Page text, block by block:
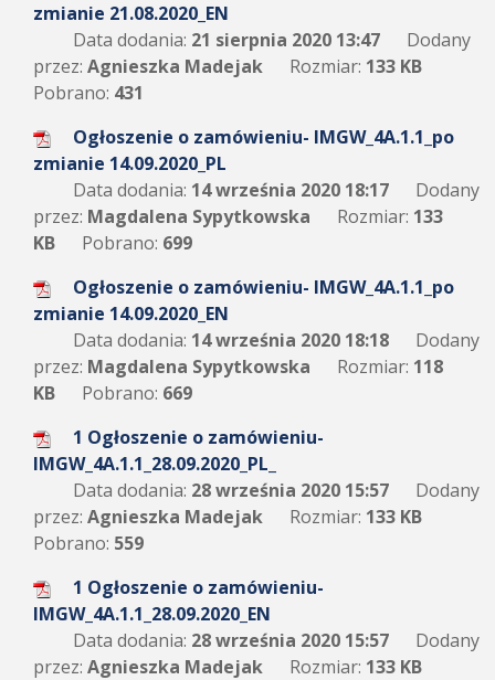
zmianie 21.08.2020_EN
Data dodania: 21 sierpnia 2020 13:47
Dodany
przez: Agnieszka Madejak Rozmiar: 133 KB
Pobrano: 431
Ogłoszenie o zamówieniu- IMGW_4A.1.1_po
zmianie 14.09.2020_PL
Data dodania: 14 września 2020 18:17
Dodany
przez: Magdalena Sypytkowska Rozmiar: 133
KB
Pobrano: 699
Ogłoszenie o zamówieniu- IMGW_4A.1.1_po
zmianie 14.09.2020_EN
Data dodania: 14 września 2020 18:18
Dodany
przez: Magdalena Sypytkowska Rozmiar: 118
KB
Pobrano: 669
1 Ogłoszenie o zamówieniu-
IMGW_4A.1.1_28.09.2020_PL_
Data dodania: 28 września 2020 15:57
Dodany
przez: Agnieszka Madejak Rozmiar: 133 KB
Pobrano: 559
1 Ogłoszenie o zamówieniu-
IMGW_4A.1.1_28.09.2020_EN
Data dodania: 28 września 2020 15:57
Dodany
przez: Agnieszka Madejak Rozmiar: 133 KB